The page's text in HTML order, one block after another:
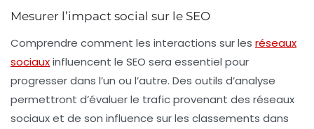
Mesurer l’impact social sur le SEO
Comprendre comment les interactions sur les réseaux
sociauxinfluencent le SEO sera essentiel pour
progresser dans l’un ou l’autre. Des outils d’analyse
permettront d’évaluer le trafic provenant des réseaux
sociaux et de son influence sur les classements dans